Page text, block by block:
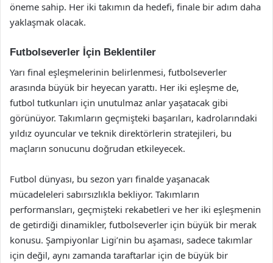
öneme sahip. Her iki takımın da hedefi, finale bir adım daha
yaklaşmak olacak.
Futbolseverler İçin Beklentiler
Yarı final eşleşmelerinin belirlenmesi, futbolseverler
arasında büyük bir heyecan yarattı. Her iki eşleşme de,
futbol tutkunları için unutulmaz anlar yaşatacak gibi
görünüyor. Takımların geçmişteki başarıları, kadrolarındaki
yıldız oyuncular ve teknik direktörlerin stratejileri, bu
maçların sonucunu doğrudan etkileyecek.
Futbol dünyası, bu sezon yarı finalde yaşanacak
mücadeleleri sabırsızlıkla bekliyor. Takımların
performansları, geçmişteki rekabetleri ve her iki eşleşmenin
de getirdiği dinamikler, futbolseverler için büyük bir merak
konusu. Şampiyonlar Ligi’nin bu aşaması, sadece takımlar
için değil, aynı zamanda taraftarlar için de büyük bir